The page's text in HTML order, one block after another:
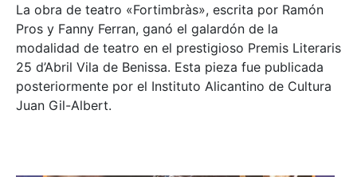
La obra de teatro «Fortimbràs», escrita por Ramón
Pros y Fanny Ferran, ganó el galardón de la
modalidad de teatro en el prestigioso Premis Literaris
25 d’Abril Vila de Benissa. Esta pieza fue publicada
posteriormente por el Instituto Alicantino de Cultura
Juan Gil-Albert.